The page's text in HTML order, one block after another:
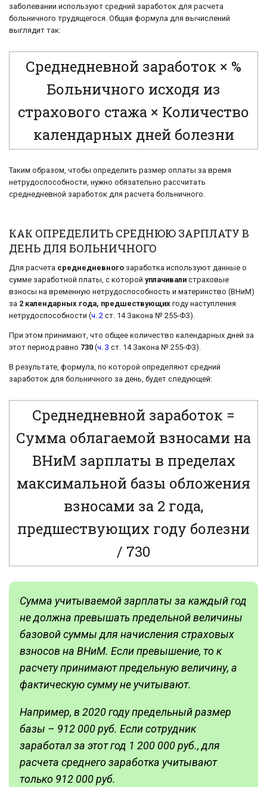
заболевании используют средний заработок для расчета
больничного трудящегося. Общая формула для вычислений
выглядит так:
Среднедневной заработок × %
Больничного исходя из
страхового стажа × Количество
календарных дней болезни
Таким образом, чтобы определить размер оплаты за время
нетрудоспособности, нужно обязательно рассчитать
среднедневной заработок для расчета больничного.
КАК ОПРЕДЕЛИТЬ СРЕДНЮЮ ЗАРПЛАТУ В
ДЕНЬ ДЛЯ БОЛЬНИЧНОГО
Для расчета среднедневного заработка используют данные о
сумме заработной платы, с которой уплачивали страховые
взносы на временную нетрудоспособность и материнство (ВНиМ)
за 2 календарных года, предшествующих году наступления
нетрудоспособности (ч. 2 ст. 14 Закона № 255-ФЗ).
При этом принимают, что общее количество календарных дней за
этот период равно 730 (ч. 3 ст. 14 Закона № 255-ФЗ).
В результате, формула, по которой определяют средний
заработок для больничного за день, будет следующей:
Среднедневной заработок =
Сумма облагаемой взносами на
ВНиМ зарплаты в пределах
максимальной базы обложения
взносами за 2 года,
предшествующих году болезни
/ 730
Сумма учитываемой зарплаты за каждый год
не должна превышать предельной величины
базовой суммы для начисления страховых
взносов на ВНиМ. Если превышение, то к
расчету принимают предельную величину, а
фактическую сумму не учитывают.
Например, в 2020 году предельный размер
базы – 912 000 руб. Если сотрудник
заработал за этот год 1 200 000 руб., для
расчета среднего заработка учитывают
только 912 000 руб.